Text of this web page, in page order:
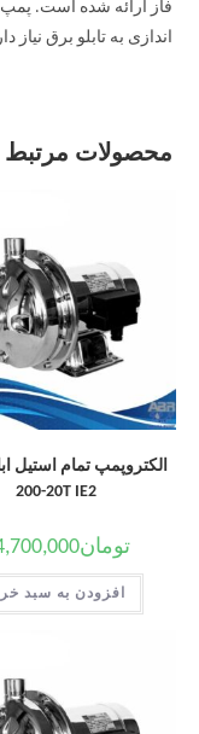
اندازی به تابلو برق نیاز
محصولات مرتبط
200-20T IE2
تومان
افزودن به سبد